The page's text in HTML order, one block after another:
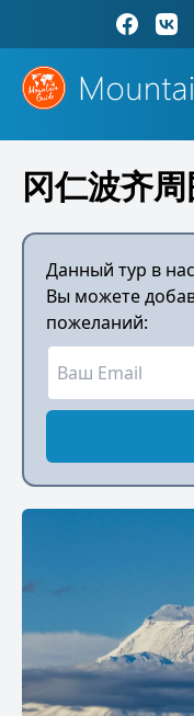
冈仁波齐
Данный тур в
Вы можете
пожеланий: